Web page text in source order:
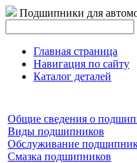
Подшипники для
Главная страница
Навигация по сайту
Каталог деталей
Общие сведения о
Виды подшипников
Обслуживание
Смазка подшипников